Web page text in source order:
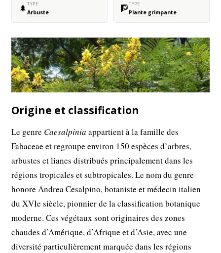
🌲 TYPE
Arbuste 🧗TYPE
Plante grimpante
Origine et classification
Le genre Caesalpinia appartient à la famille des
Fabaceae et regroupe environ 150 espèces d’arbres,
arbustes et lianes distribués principalement dans les
régions tropicales et subtropicales. Le nom du genre
honore Andrea Cesalpino, botaniste et médecin italien
du XVIe siècle, pionnier de la classification botanique
moderne. Ces végétaux sont originaires des zones
chaudes d’Amérique, d’Afrique et d’Asie, avec une
diversité particulièrement marquée dans les régions